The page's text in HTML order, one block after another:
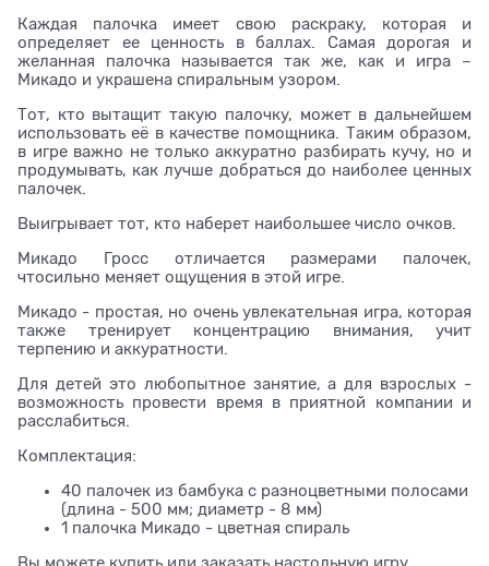
Каждая палочка имеет свою раскраку, которая и
определяет ее ценность в баллах. Самая дорогая и
желанная палочка называется так же, как и игра –
Микадо и украшена спиральным узором.
Тот, кто вытащит такую палочку, может в дальнейшем
использовать её в качестве помощника. Таким образом,
в игре важно не только аккуратно разбирать кучу, но и
продумывать, как лучше добраться до наиболее ценных
палочек.
Выигрывает тот, кто наберет наибольшее число очков.
Микадо Гросс отличается размерами палочек,
чтосильно меняет ощущения в этой игре.
Микадо - простая, но очень увлекательная игра, которая
также тренирует концентрацию внимания, учит
терпению и аккуратности.
Для детей это любопытное занятие, а для взрослых -
возможность провести время в приятной компании и
расслабиться.
Комплектация:
40 палочек из бамбука с разноцветными полосами
(длина - 500 мм; диаметр - 8 мм)
1 палочка Микадо - цветная спираль